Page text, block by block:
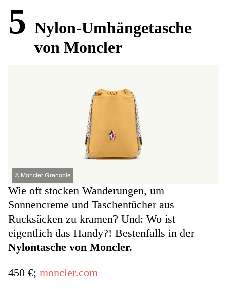
5 Nylon-Umhängetasche
von Moncler
© Moncler Grenoble
Wie oft stocken Wanderungen, um
Sonnencreme und Taschentücher aus
Rucksäcken zu kramen? Und: Wo ist
eigentlich das Handy?! Bestenfalls in der
Nylontasche von Moncler.
450 €; moncler.com